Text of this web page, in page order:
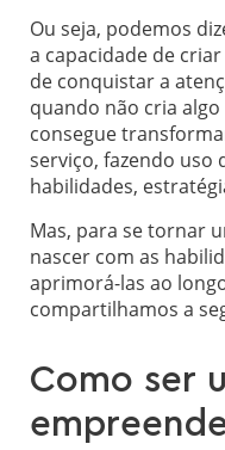
Ou seja, podemos
a capacidade de
de conquistar a
quando não cria
consegue
serviço, fazendo uso
habilidades,
Mas, para se tornar
nascer com as
aprimorá-las ao
compartilhamos a
Como ser